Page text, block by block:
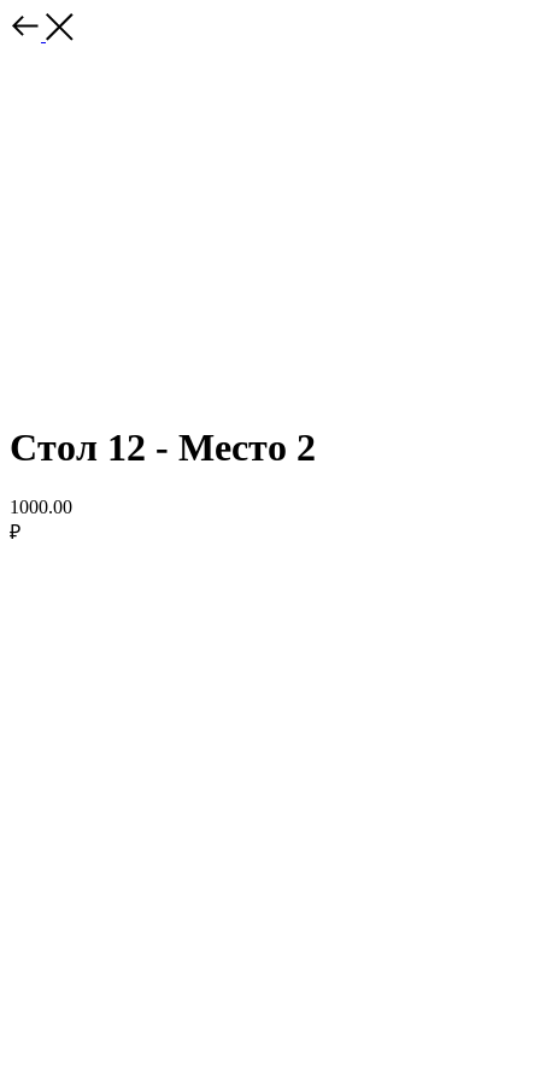
Стол 12 - Место 2
1000.00
₽